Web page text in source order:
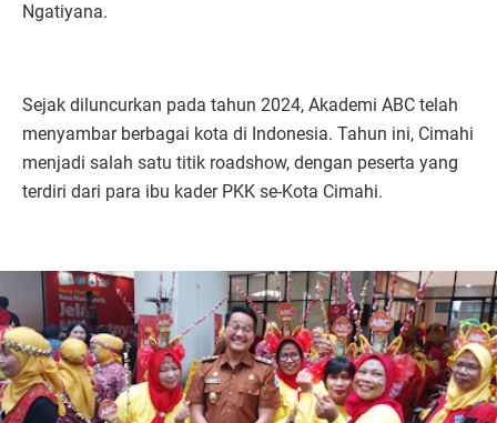
Ngatiyana.
Sejak diluncurkan pada tahun 2024, Akademi ABC telah
menyambar berbagai kota di Indonesia. Tahun ini, Cimahi
menjadi salah satu titik roadshow, dengan peserta yang
terdiri dari para ibu kader PKK se-Kota Cimahi.